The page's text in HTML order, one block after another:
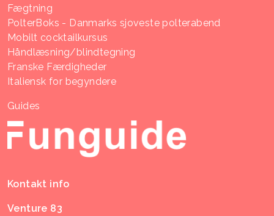
Fægtning
PolterBoks - Danmarks sjoveste polterabend
Mobilt cocktailkursus
Håndlæsning/blindtegning
Franske Færdigheder
Italiensk for begyndere
Guides
Kontakt info
Venture 83